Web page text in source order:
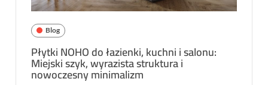
Blog
Płytki NOHO do łazienki, kuchni i salonu:
Miejski szyk, wyrazista struktura i
nowoczesny minimalizm